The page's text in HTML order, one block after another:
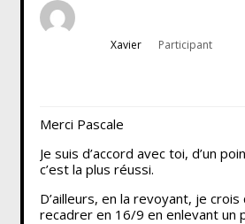
Xavier Participant
Merci Pascale
Je suis d’accord avec toi, d’un
c’est la plus réussi.
D’ailleurs, en la revoyant, je crois
recadrer en 16/9 en enlevant un